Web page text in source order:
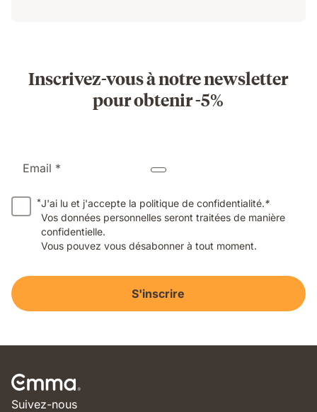
Inscrivez-vous à notre newsletter
pour obtenir -5%
Email *
*J'ai lu et j'accepte la politique de confidentialité.*
Vos données personnelles seront traitées de manière
confidentielle.
Vous pouvez vous désabonner à tout moment.
S'inscrire
Suivez-nous